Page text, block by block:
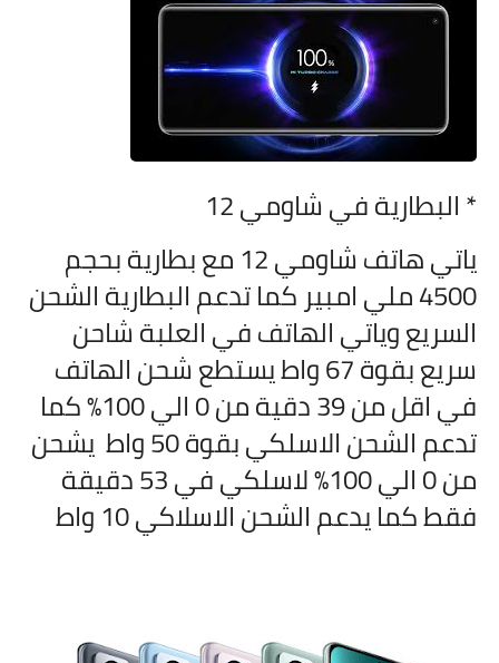
* البطارية فيشاومي 12
ياتي هاتف
شاومي 12 مع بطارية بحجم
4500 ملي امبير كما تدعم البطارية الشحن
السريع وياتي الهاتف في العلبة شاحن
سريع بقوة 67 واط يستطع شحن الهاتف
في اقل من 39 دقية من 0 الي 100% كما
تدعم الشحن الاسلكي بقوة 50 واط يشحن
من 0 الي 100% لاسلكي في 53 دقيقة
فقط كما يدعم الشحن الاسلاكي 10 واط